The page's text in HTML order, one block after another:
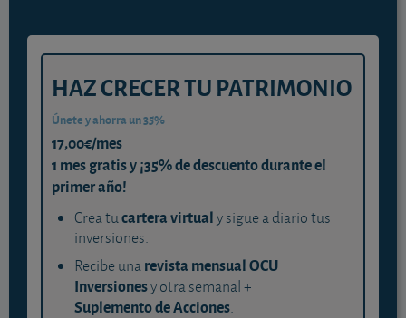
HAZ CRECER TU PATRIMONIO
Únete y ahorra un 35%
17,00€/mes
1 mes gratis y ¡35% de descuento durante el
primer año!
Crea tucartera virtualy sigue a diario tus
inversiones.
Recibe unarevista mensual OCU
Inversionesy otra semanal +
Suplemento de Acciones.